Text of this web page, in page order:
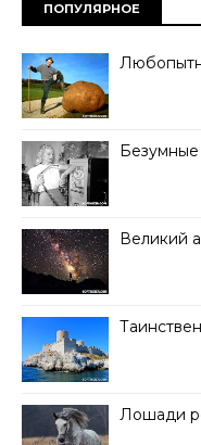
ПОПУЛЯРНОЕ
Великий
Лошади